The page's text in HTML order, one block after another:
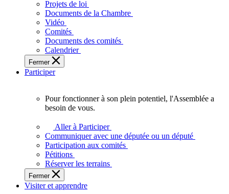
touchent
des
Ontariennes
et
Projets de loi
Documents de la Chambre
Vidéo
Comités
Documents des comités
Calendrier
Fermer
Participer
plein
potentiel,
l'Assemblée
a
besoin
de
Pour fonctionner à son plein potentiel, l'Assemblée a
besoin de vous.
Aller à Participer
Communiquer avec une députée ou un député
Participation aux comités
Pétitions
Réserver les terrains
Fermer
Visiter et apprendre